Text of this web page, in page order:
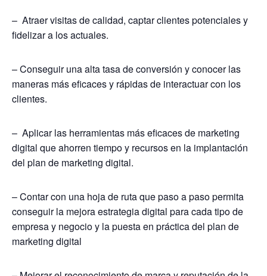
– Atraer visitas de calidad, captar clientes potenciales y
fidelizar a los actuales.
– Conseguir una alta tasa de conversión y conocer las
maneras más eficaces y rápidas de interactuar con los
clientes.
– Aplicar las herramientas más eficaces de marketing
digital que ahorren tiempo y recursos en la implantación
del plan de marketing digital.
– Contar con una hoja de ruta que paso a paso permita
conseguir la mejora estrategia digital para cada tipo de
empresa y negocio y la puesta en práctica del plan de
marketing digital